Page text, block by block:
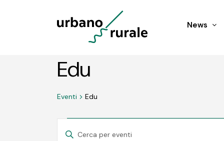
News
Edu
Eventi Edu
Eventi
Eventi
INSERISCI
PAROLA